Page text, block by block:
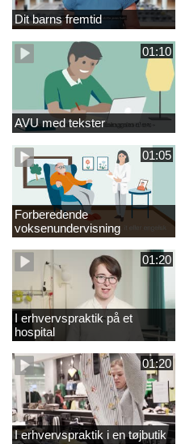
Dit barns fremtid
01:10
AVU med tekster
01:05
Forberedende
voksenundervisning
01:20
I erhvervspraktik på et
hospital
01:20
I erhvervspraktik i en tøjbutik